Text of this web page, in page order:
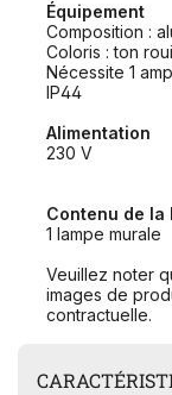
Équipement
Composition :
Coloris : ton
Nécessite 1
IP44
Alimentation
230 V
Contenu de
1 lampe murale
Veuillez noter
images de
contractuelle.